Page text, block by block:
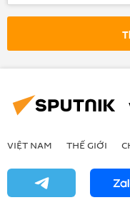
Thế giới
thông tin
Vòng xoáy căng thẳng
VIỆT NAM THẾ GIỚI